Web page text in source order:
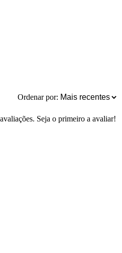
Ordenar por:
Seja o primeiro a avaliar!